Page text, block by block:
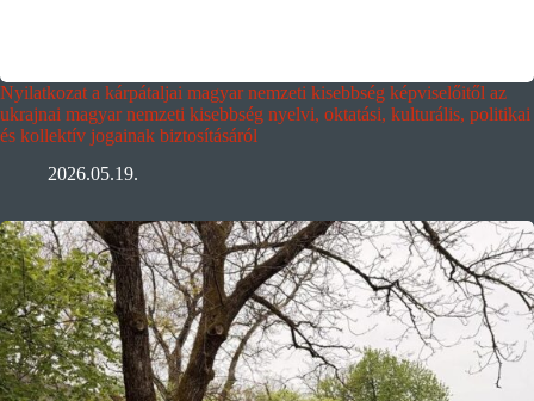
Nyilatkozat a kárpátaljai magyar nemzeti kisebbség képviselőitől az
ukrajnai magyar nemzeti kisebbség nyelvi, oktatási, kulturális, politikai
és kollektív jogainak biztosításáról
2026.05.19.